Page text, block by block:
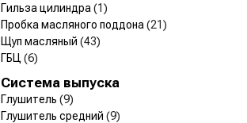
Гильза цилиндра (1)
Пробка масляного поддона (21)
Щуп масляный (43)
ГБЦ (6)
Система выпуска
Глушитель (9)
Глушитель средний (9)